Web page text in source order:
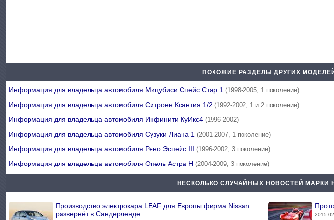
ПОХОЖИЕ РАЗДЕЛЫ ДРУГИХ МОДЕЛЕЙ
Информация для владельца автомобиля Мицубиси Спейс Стар 1(1998-2005, 1 поколение)
Информация для владельца автомобиля Ситроен Ксантия 1/2(1992-2002, 1 и 2 поколение)
Информация для владельца автомобиля Инфинити КуИкс4(1996-2002)
Информация для владельца автомобиля Сузуки Лиана 1(2001-2007, 1 поколение)
Информация для владельца автомобиля Рено Эспейс III(1996-2002, 3 поколение)
Информация для владельца автомобиля Опель Астра Н(2004-2009, 3 поколение)
НЕСКОЛЬКО СЛУЧАЙНЫХ НОВОСТЕЙ МАРКИ
Производство электрокара LEAF для Европы фирма Nissan
развернёт в Сандерленде